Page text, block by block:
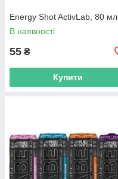
Energy Shot ActivLab, 80 мл
В наявності
55 ₴
Купити